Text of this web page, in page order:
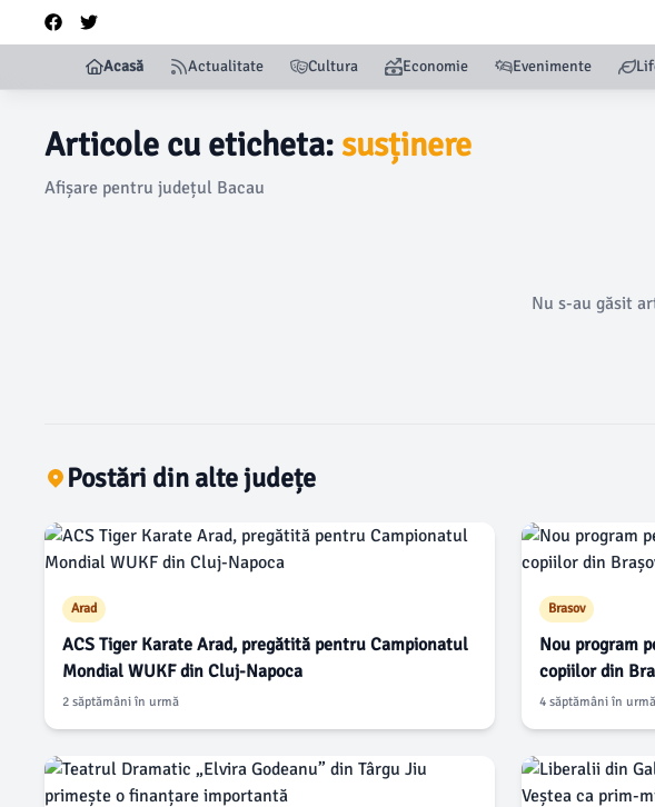
Acasă Actualitate Cultura Economie Evenimente
Articole cu eticheta: susținere
Afișare pentru județul Bacau
Nu s-au găsit
Postări din alte județe
Arad
ACS Tiger Karate Arad, pregătită pentru Campionatul
Mondial WUKF din Cluj-Napoca
2 săptămâni în urmă
Brasov
Nou program
copiilor din
4 săptămâni în urmă